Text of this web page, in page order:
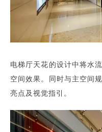
电梯厅天花的设计中将水
空间效果。同时与主空间
亮点及视觉指引。